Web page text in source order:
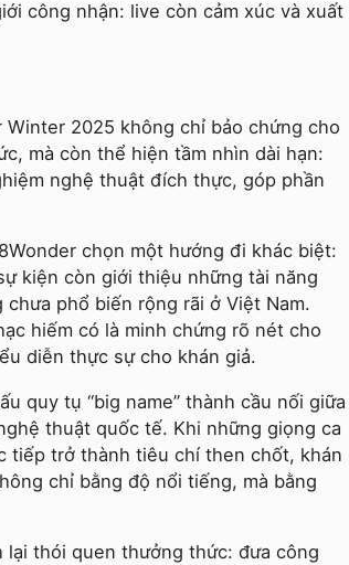
công nhận: live còn cảm xúc và xuất
Winter 2025 không chỉ bảo chứng cho
mà còn thể hiện tầm nhìn dài hạn:
nghệ thuật đích thực, góp phần
chọn một hướng đi khác biệt:
kiện còn giới thiệu những tài năng
phổ biến rộng rãi ở Việt Nam.
hiếm có là minh chứng rõ nét cho
diễn thực sự cho khán giả.
quy tụ “big name” thành cầu nối giữa
thuật quốc tế. Khi những giọng ca
tiếp trở thành tiêu chí then chốt, khán
chỉ bằng độ nổi tiếng, mà bằng
lại thói quen thưởng thức: đưa công